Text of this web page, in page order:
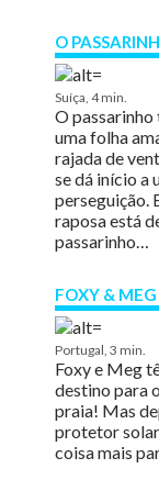
O
Suíça, 4 min.
O
uma folha
rajada de
se dá início a
perseguição.
raposa está
passarinho…
FOXY &
Portugal, 3 min.
Foxy e Meg
destino para
praia! Mas
protetor
coisa mais